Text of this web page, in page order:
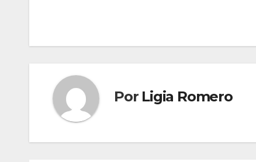
Por Ligia Romero